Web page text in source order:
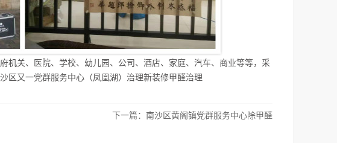
机关、医院、学校、幼儿园、公司、酒店、家庭、汽车、商业等等，采
区又一党群服务中心（凤凰湖）治理新装修甲醛治理
下一篇： 南沙区黄阁镇党群服务中心除甲醛